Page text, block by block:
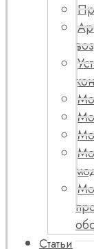
Статьи